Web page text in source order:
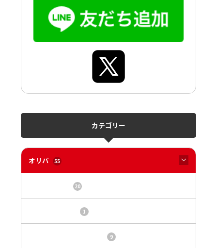
カテゴリー
オリパ 55
20
1
9